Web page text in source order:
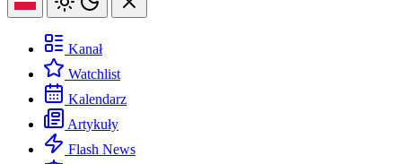
Kanał
Watchlist
Kalendarz
Artykuły
Flash News